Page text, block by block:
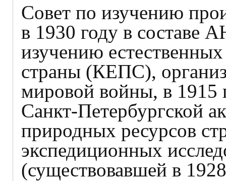
Совет по изучению
в 1930 году в составе
изучению
страны (КЕПС),
мировой войны, в 1915
Санкт-Петербургской
природных ресурсов
экспедиционных
(существовавшей в